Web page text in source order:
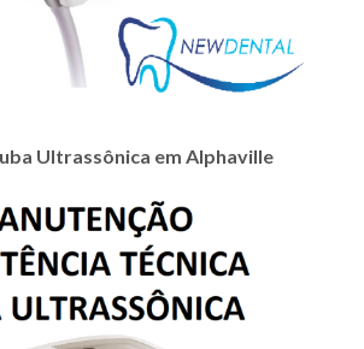
Ultrassônica em Alphaville